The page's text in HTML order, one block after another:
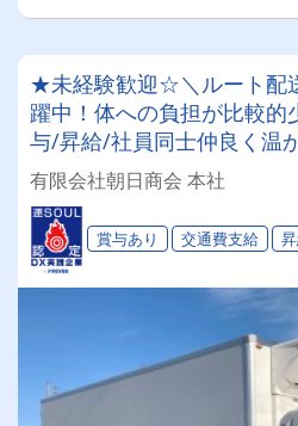
★未経験歓迎☆＼ルート配
躍中！体への負担が比較
与/昇給/社員同士仲良く温
有限会社朝日商会 本社
賞与あり 交通費支給